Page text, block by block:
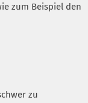
zum Beispiel den
zu